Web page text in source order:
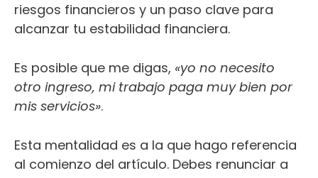
riesgos financieros y un paso clave para
alcanzar tu estabilidad financiera.
Es posible que me digas, «yo no necesito
otro ingreso, mi trabajo paga muy bien por
mis servicios».
Esta mentalidad es a la que hago referencia
al comienzo del artículo. Debes renunciar a